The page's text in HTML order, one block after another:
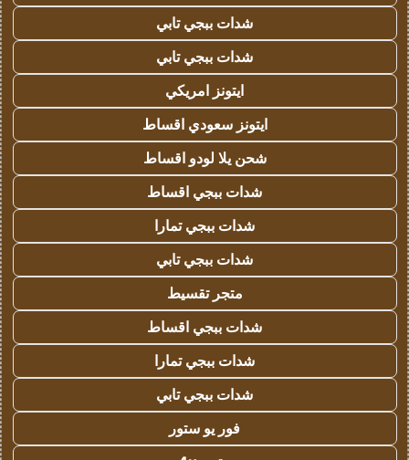
شدات ببجي تابي
شدات ببجي تابي
ايتونز امريكي
ايتونز سعودي اقساط
شحن يلا لودو اقساط
شدات ببجي اقساط
شدات ببجي تمارا
شدات ببجي تابي
متجر تقسيط
شدات ببجي اقساط
شدات ببجي تمارا
شدات ببجي تابي
فور يو ستور